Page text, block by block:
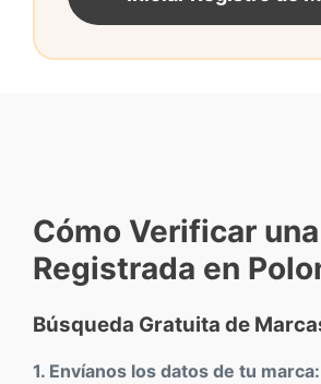
Cómo Verificar
Registrada en
Búsqueda Gratuita de
1. Envíanos los datos de tu marca: